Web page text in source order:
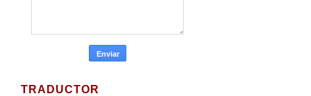
TRADUCTOR